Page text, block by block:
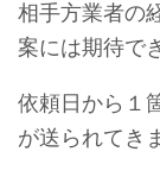
相手方業者の
案には期待で
依頼日から１
が送られてき